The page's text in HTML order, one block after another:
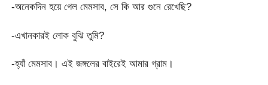
-অনেকদিন হয়ে গেল মেমসাব, সে কি আর গুনে রেখেছি?
-এখানকারই লোক বুঝি তুমি?
-হ্যাঁ মেমসাব। এই জঙ্গলের বাইরেই আমার গ্রাম।